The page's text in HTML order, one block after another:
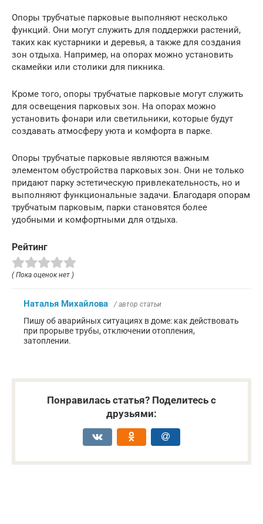
Опоры трубчатые парковые выполняют несколько
функций. Они могут служить для поддержки растений,
таких как кустарники и деревья, а также для создания
зон отдыха. Например, на опорах можно установить
скамейки или столики для пикника.
Кроме того, опоры трубчатые парковые могут служить
для освещения парковых зон. На опорах можно
установить фонари или светильники, которые будут
создавать атмосферу уюта и комфорта в парке.
Опоры трубчатые парковые являются важным
элементом обустройства парковых зон. Они не только
придают парку эстетическую привлекательность, но и
выполняют функциональные задачи. Благодаря опорам
трубчатым парковым, парки становятся более
удобными и комфортными для отдыха.
Рейтинг
( Пока оценок нет )
Наталья Михайлова / автор статьи
Пишу об аварийных ситуациях в доме: как действовать
при прорыве трубы, отключении отопления,
затоплении.
Понравилась статья? Поделитесь с
друзьями: